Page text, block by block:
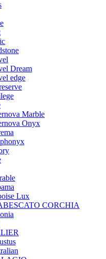
Dream
edge
Marble
Onyx
Lux
CORCHIA